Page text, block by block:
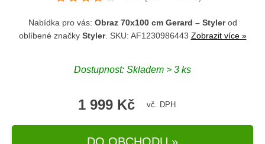
Nabídka pro vás: Obraz 70x100 cm Gerard – Stylerod
oblíbené značky Styler. SKU: AF1230986443 Zobrazit více »
Dostupnost: Skladem > 3 ks
1 999 Kč vč. DPH
DO OBCHODU »